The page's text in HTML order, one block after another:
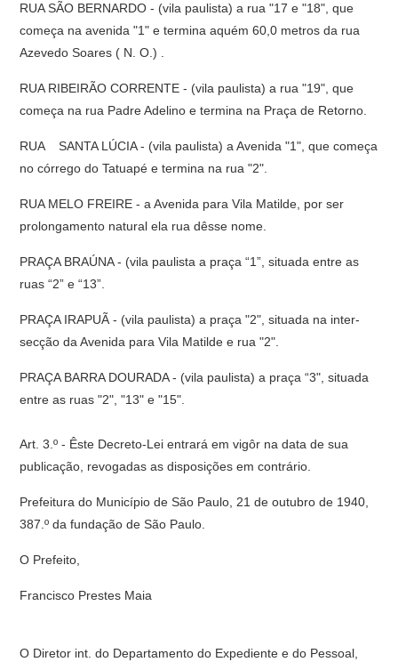
RUA SÃO BERNARDO - (vila paulista) a rua "17 e "18", que
começa na avenida "1" e termina aquém 60,0 metros da rua
Azevedo Soares ( N. O.) .
RUA RIBEIRÃO CORRENTE - (vila paulista) a rua "19", que
começa na rua Padre Adelino e termina na Praça de Retorno.
RUA SANTA LÚCIA - (vila paulista) a Avenida "1", que começa
no córrego do Tatuapé e termina na rua "2".
RUA MELO FREIRE - a Avenida para Vila Matilde, por ser
prolongamento natural ela rua dêsse nome.
PRAÇA BRAÚNA - (vila paulista a praça “1”, situada entre as
ruas “2” e “13”.
PRAÇA IRAPUÃ - (vila paulista) a praça "2", situada na inter-
secção da Avenida para Vila Matilde e rua "2".
PRAÇA BARRA DOURADA - (vila paulista) a praça “3", situada
entre as ruas "2", "13" e "15".
Art. 3.º - Êste Decreto-Lei entrará em vigôr na data de sua
publicação, revogadas as disposições em contrário.
Prefeitura do Município de São Paulo, 21 de outubro de 1940,
387.º da fundação de São Paulo.
O Prefeito,
Francisco Prestes Maia
O Diretor int. do Departamento do Expediente e do Pessoal,